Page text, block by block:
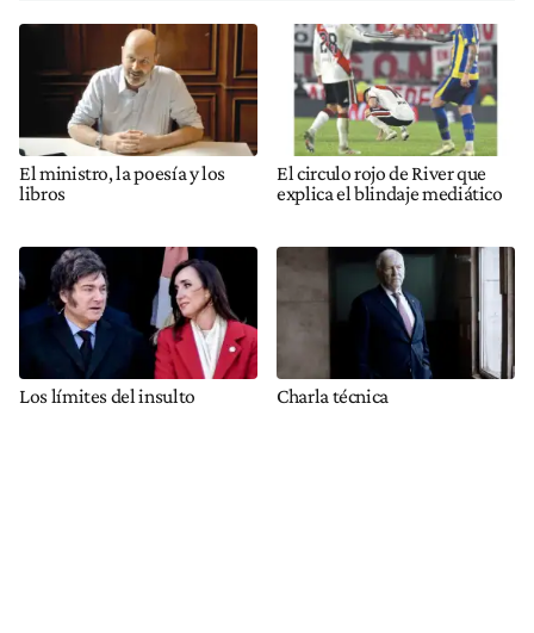
El ministro, la poesía y los
libros
El circulo rojo de River que
explica el blindaje mediático
Los límites del insulto Charla técnica